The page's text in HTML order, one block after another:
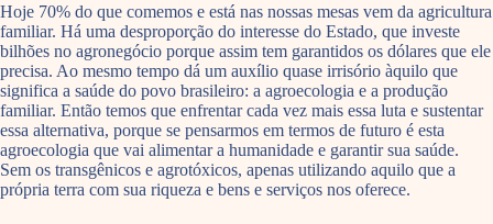
Hoje 70% do que comemos e está nas nossas mesas vem da agricultura
familiar. Há uma desproporção do interesse do Estado, que investe
bilhões no agronegócio porque assim tem garantidos os dólares que ele
precisa. Ao mesmo tempo dá um auxílio quase irrisório àquilo que
significa a saúde do povo brasileiro: a agroecologia e a produção
familiar. Então temos que enfrentar cada vez mais essa luta e sustentar
essa alternativa, porque se pensarmos em termos de futuro é esta
agroecologia que vai alimentar a humanidade e garantir sua saúde.
Sem os transgênicos e agrotóxicos, apenas utilizando aquilo que a
própria terra com sua riqueza e bens e serviços nos oferece.